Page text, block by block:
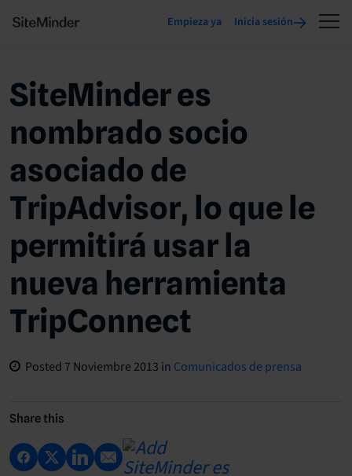
Empieza ya Inicia sesión
SiteMinder es
nombrado socio
asociado de
TripAdvisor, lo que le
permitirá usar la
nueva herramienta
TripConnect
Posted 7 Noviembre 2013 in Comunicados de prensa
Share this